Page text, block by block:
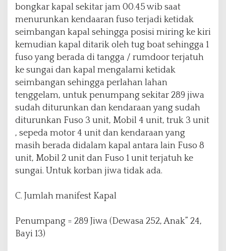
bongkar kapal sekitar jam 00.45 wib saat
menurunkan kendaaran fuso terjadi ketidak
seimbangan kapal sehingga posisi miring ke kiri
kemudian kapal ditarik oleh tug boat sehingga 1
fuso yang berada di tangga / rumdoor terjatuh
ke sungai dan kapal mengalami ketidak
seimbangan sehingga perlahan lahan
tenggelam, untuk penumpang sekitar 289 jiwa
sudah diturunkan dan kendaraan yang sudah
diturunkan Fuso 3 unit, Mobil 4 unit, truk 3 unit
, sepeda motor 4 unit dan kendaraan yang
masih berada didalam kapal antara lain Fuso 8
unit, Mobil 2 unit dan Fuso 1 unit terjatuh ke
sungai. Untuk korban jiwa tidak ada.
C. Jumlah manifest Kapal
Penumpang = 289 Jiwa (Dewasa 252, Anak” 24,
Bayi 13)